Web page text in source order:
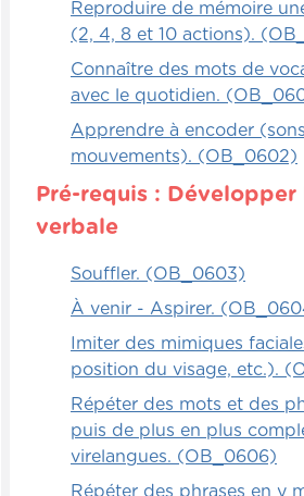
Reproduire de mémoire
(2, 4, 8 et 10 actions).
Connaître des mots de
avec le quotidien.
Apprendre à encoder
mouvements). (OB_0602)
Pré-requis :
verbale
Souffler. (OB_0603)
À venir - Aspirer.
Imiter des mimiques
position du visage, etc.).
Répéter des mots et des
puis de plus en plus
virelangues. (OB_0606)
Répéter des phrases en y